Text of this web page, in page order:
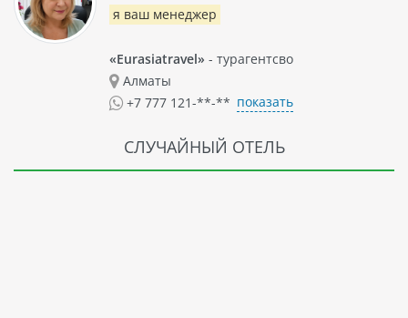
я ваш менеджер
«Eurasiatravel» - турагентсво
Алматы
+7 777 121-**-** показать
СЛУЧАЙНЫЙ ОТЕЛЬ